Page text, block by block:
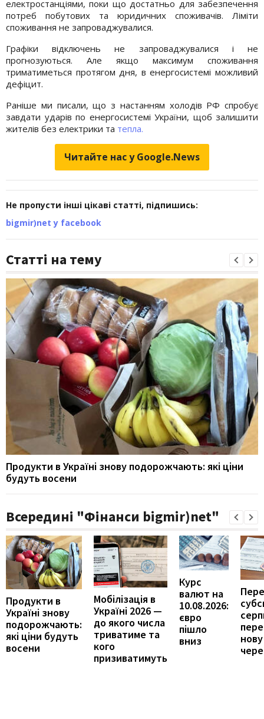
електростанціями, поки що достатньо для забезпечення
потреб побутових та юридичних споживачів. Ліміти
споживання не запроваджувалися.
Графіки відключень не запроваджувалися і не
прогнозуються. Але якщо максимум споживання
триматиметься протягом дня, в енергосистемі можливий
дефіцит.
Раніше ми писали, що з настанням холодів РФ спробує
завдати ударів по енергосистемі України, щоб залишити
жителів без електрики та тепла.
Читайте нас у Google.News
Не пропусти інші цікаві статті, підпишись:
bigmir)net у facebook
Статті на тему
Продукти в Україні знову подорожчають: які ціни
будуть восени
Всередині "Фінанси bigmir)net"
Продукти в
Україні знову
подорожчають:
які ціни будуть
восени
Мобілізація в
Україні 2026 —
до якого числа
триватиме та
кого
призиватимуть
Курс
валют на
10.08.2026:
євро
пішло
вниз